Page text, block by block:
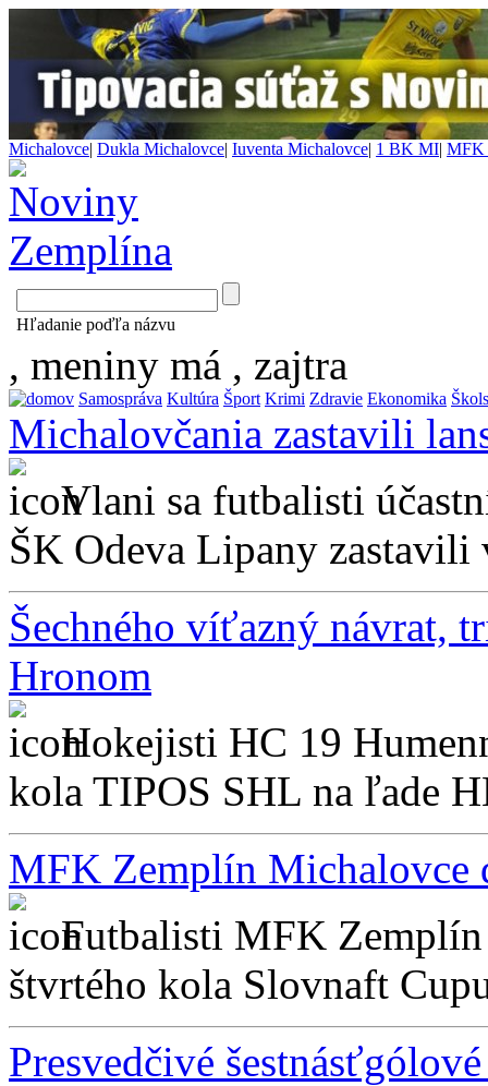
Michalovce| Dukla Michalovce| Iuventa Michalovce| 1 BK MI| MFK
Hľadanie poďľa názvu
, meniny má , zajtra
Samospráva Kultúra Šport Krimi Zdravie Ekonomika
Michalovčania zastavili
Vlani sa futbalisti
ŠK Odeva Lipany zastavili
Šechného víťazný návrat,
Hronom
Hokejisti HC 19
kola TIPOS SHL na ľade
MFK Zemplín Michalovce
Futbalisti MFK
štvrtého kola Slovnaft
Presvedčivé